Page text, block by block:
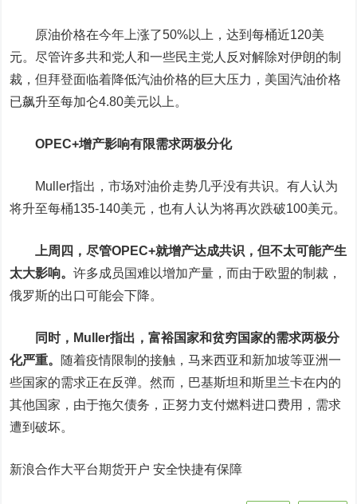
原油价格在今年上涨了50%以上，达到每桶近120美
元。尽管许多共和党人和一些民主党人反对解除对伊朗的制
裁，但拜登面临着降低汽油价格的巨大压力，美国汽油价格
已飙升至每加仑4.80美元以上。
OPEC+增产影响有限需求两极分化
Muller指出，市场对油价走势几乎没有共识。有人认为
将升至每桶135-140美元，也有人认为将再次跌破100美元。
上周四，尽管OPEC+就增产达成共识，但不太可能产生
太大影响。许多成员国难以增加产量，而由于欧盟的制裁，
俄罗斯的出口可能会下降。
同时，Muller指出，富裕国家和贫穷国家的需求两极分
化严重。
随着疫情限制的接触，马来西亚和新加坡等亚洲一
些国家的需求正在反弹。然而，巴基斯坦和斯里兰卡在内的
其他国家，由于拖欠债务，正努力支付燃料进口费用，需求
遭到破坏。
新浪合作大平台期货开户 安全快捷有保障